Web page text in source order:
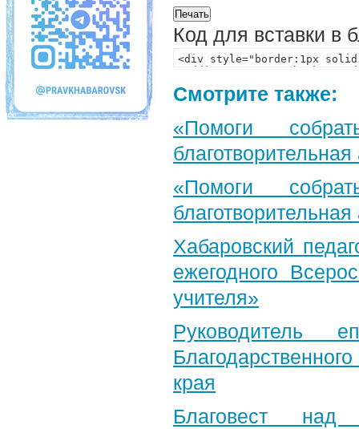
Код для вставки в
Смотрите также:
«Помоги
«Помоги
Хабаровский
ежегодного
учителя»
Руководитель
края
Благовест